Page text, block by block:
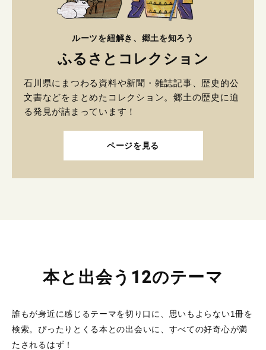
ルーツを紐解き、郷土を知ろう
ふるさとコレクション
石川県にまつわる資料や新聞・雑誌記事、歴史的公
文書などをまとめたコレクション。郷土の歴史に迫
る発見が詰まっています！
ページを見る
本と出会う12のテーマ
誰もが身近に感じるテーマを切り口に、思いもよらない1冊を
検索。 ぴったりとくる本との出会いに、すべての好奇心が満
たされるはず！